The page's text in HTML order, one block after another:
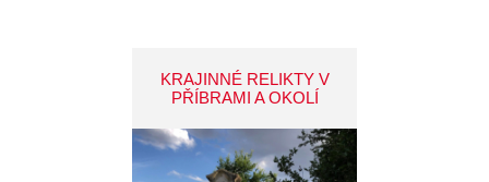
KRAJINNÉ RELIKTY V
PŘÍBRAMI A OKOLÍ